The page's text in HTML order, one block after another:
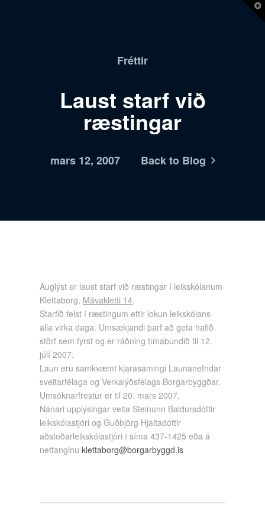
Fréttir
Laust starf við
ræstingar
mars 12, 2007 Back to Blog
Auglýst er laust starf við ræstingar í leikskólanum
Klettaborg, Mávakletti 14.
Starfið felst í ræstingum eftir lokun leikskólans
alla virka daga. Umsækjandi þarf að geta hafið
störf sem fyrst og er ráðning tímabundið til 12.
júlí 2007.
Laun eru samkvæmt kjarasamingi Launanefndar
sveitarfélaga og Verkalýðsfélags Borgarbyggðar.
Umsóknarfrestur er til 20. mars 2007.
Nánari upplýsingar veita Steinunn Baldursdóttir
leikskólastjóri og Guðbjörg Hjaltadóttir
aðstoðarleikskólastjóri í síma 437-1425 eða á
netfanginuklettaborg@borgarbyggd.is